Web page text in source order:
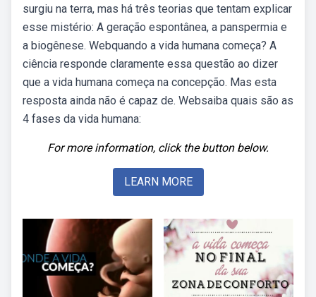
surgiu na terra, mas há três teorias que tentam explicar
esse mistério: A geração espontânea, a panspermia e
a biogênese. Webquando a vida humana começa? A
ciência responde claramente essa questão ao dizer
que a vida humana começa na concepção. Mas esta
resposta ainda não é capaz de. Websaiba quais são as
4 fases da vida humana:
For more information, click the button below.
LEARN MORE